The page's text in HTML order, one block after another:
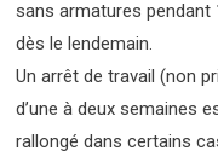
sans armatures
dès le lendemain.
Un arrêt de travail (non
d’une à deux semaines
rallongé dans certains